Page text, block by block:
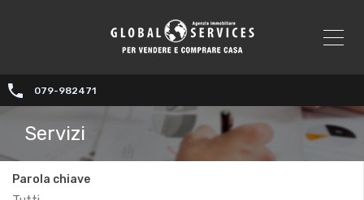
079-982471
Servizi
Parola chiave